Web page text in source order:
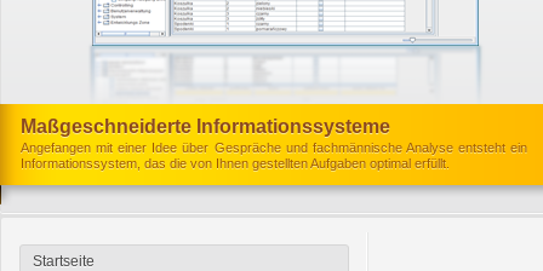
Maßgeschneiderte Informationssysteme
Angefangen mit einer Idee über Gespräche und fachmännische Analyse entsteht ein
Informationssystem, das die von Ihnen gestellten Aufgaben optimal erfüllt.
Startseite